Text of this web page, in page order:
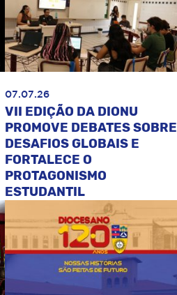
07.07.26
VII EDIÇÃO DA DIONU
PROMOVE DEBATES SOBRE
DESAFIOS GLOBAIS E
FORTALECE O
PROTAGONISMO
ESTUDANTIL